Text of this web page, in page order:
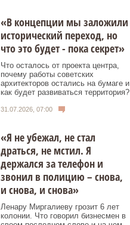
«В концепции мы заложили
исторический переход, но
что это будет - пока секрет»
Что осталось от проекта центра,
почему работы советских
архитекторов остались на бумаге и
как будет развиваться территория?
31.07.2026, 07:00
«Я не убежал, не стал
драться, не мстил. Я
держался за телефон и
звонил в полицию – снова,
и снова, и снова»
Ленару Миргалиеву грозит 6 лет
колонии. Что говорил бизнесмен в